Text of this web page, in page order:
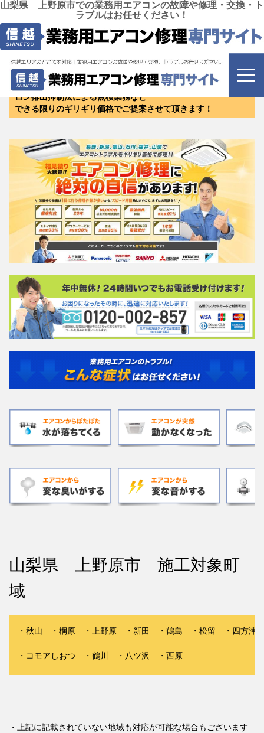
山梨県 上野原市での業務用エアコンの故障や修理・交換・ト
ラブルはお任せください！
山梨県 上野原市にお住まいのお客様は是非お問い合わ
せください！
修理・リニューアル・新設・エアコンクリーニング・保守・フ
ロン排出抑制法による点検業務など
できる限りのギリギリ価格でご提案させて頂きます！
山梨県 上野原市 施工対象町
域
・秋山 ・棡原 ・上野原 ・新田 ・鶴島 ・松留 ・四方津
・コモアしおつ ・鶴川 ・八ツ沢 ・西原
・上記に記載されていない地域も対応が可能な場合もございます